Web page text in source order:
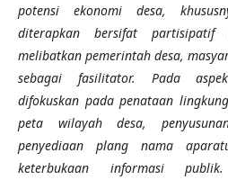
potensi ekonomi desa,
diterapkan bersifat partisipatif
melibatkan pemerintah desa,
sebagai fasilitator. Pada
difokuskan pada penataan
peta wilayah desa,
penyediaan plang nama
keterbukaan informasi